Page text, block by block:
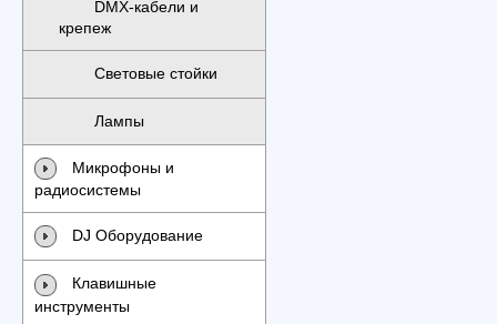
DMX-кабели и
крепеж
Световые стойки
Лампы
Микрофоны и
радиосистемы
DJ Оборудование
Клавишные
инструменты